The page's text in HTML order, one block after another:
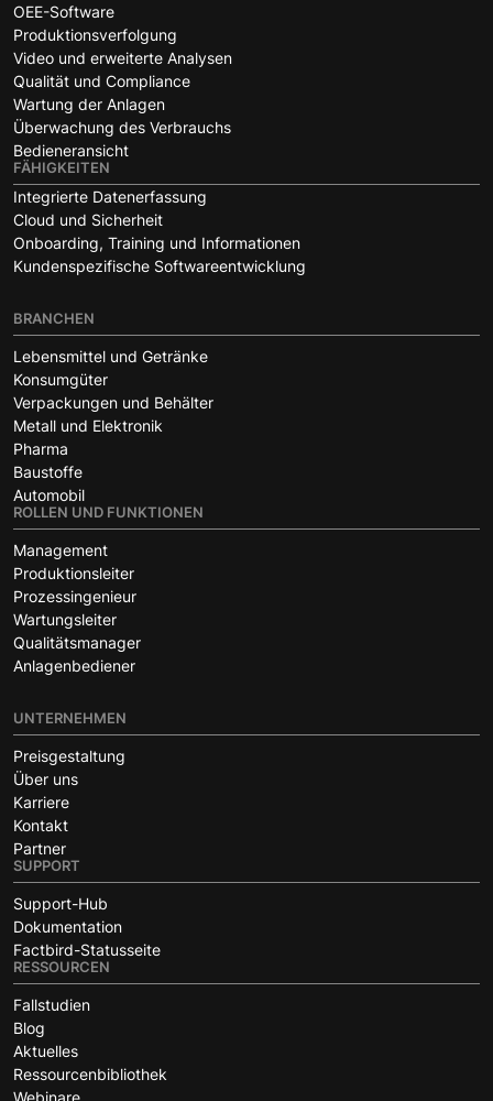
OEE-Software
Produktionsverfolgung
Video und erweiterte Analysen
Qualität und Compliance
Wartung der Anlagen
Überwachung des Verbrauchs
Bedieneransicht
FÄHIGKEITEN
Integrierte Datenerfassung
Cloud und Sicherheit
Onboarding, Training und Informationen
Kundenspezifische Softwareentwicklung
BRANCHEN
Lebensmittel und Getränke
Konsumgüter
Verpackungen und Behälter
Metall und Elektronik
Pharma
Baustoffe
Automobil
ROLLEN UND FUNKTIONEN
Management
Produktionsleiter
Prozessingenieur
Wartungsleiter
Qualitätsmanager
Anlagenbediener
UNTERNEHMEN
Preisgestaltung
Über uns
Karriere
Kontakt
Partner
SUPPORT
Support-Hub
Dokumentation
Factbird-Statusseite
RESSOURCEN
Fallstudien
Blog
Aktuelles
Ressourcenbibliothek
Webinare